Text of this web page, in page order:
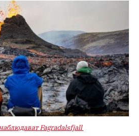
Fagradalsfjall